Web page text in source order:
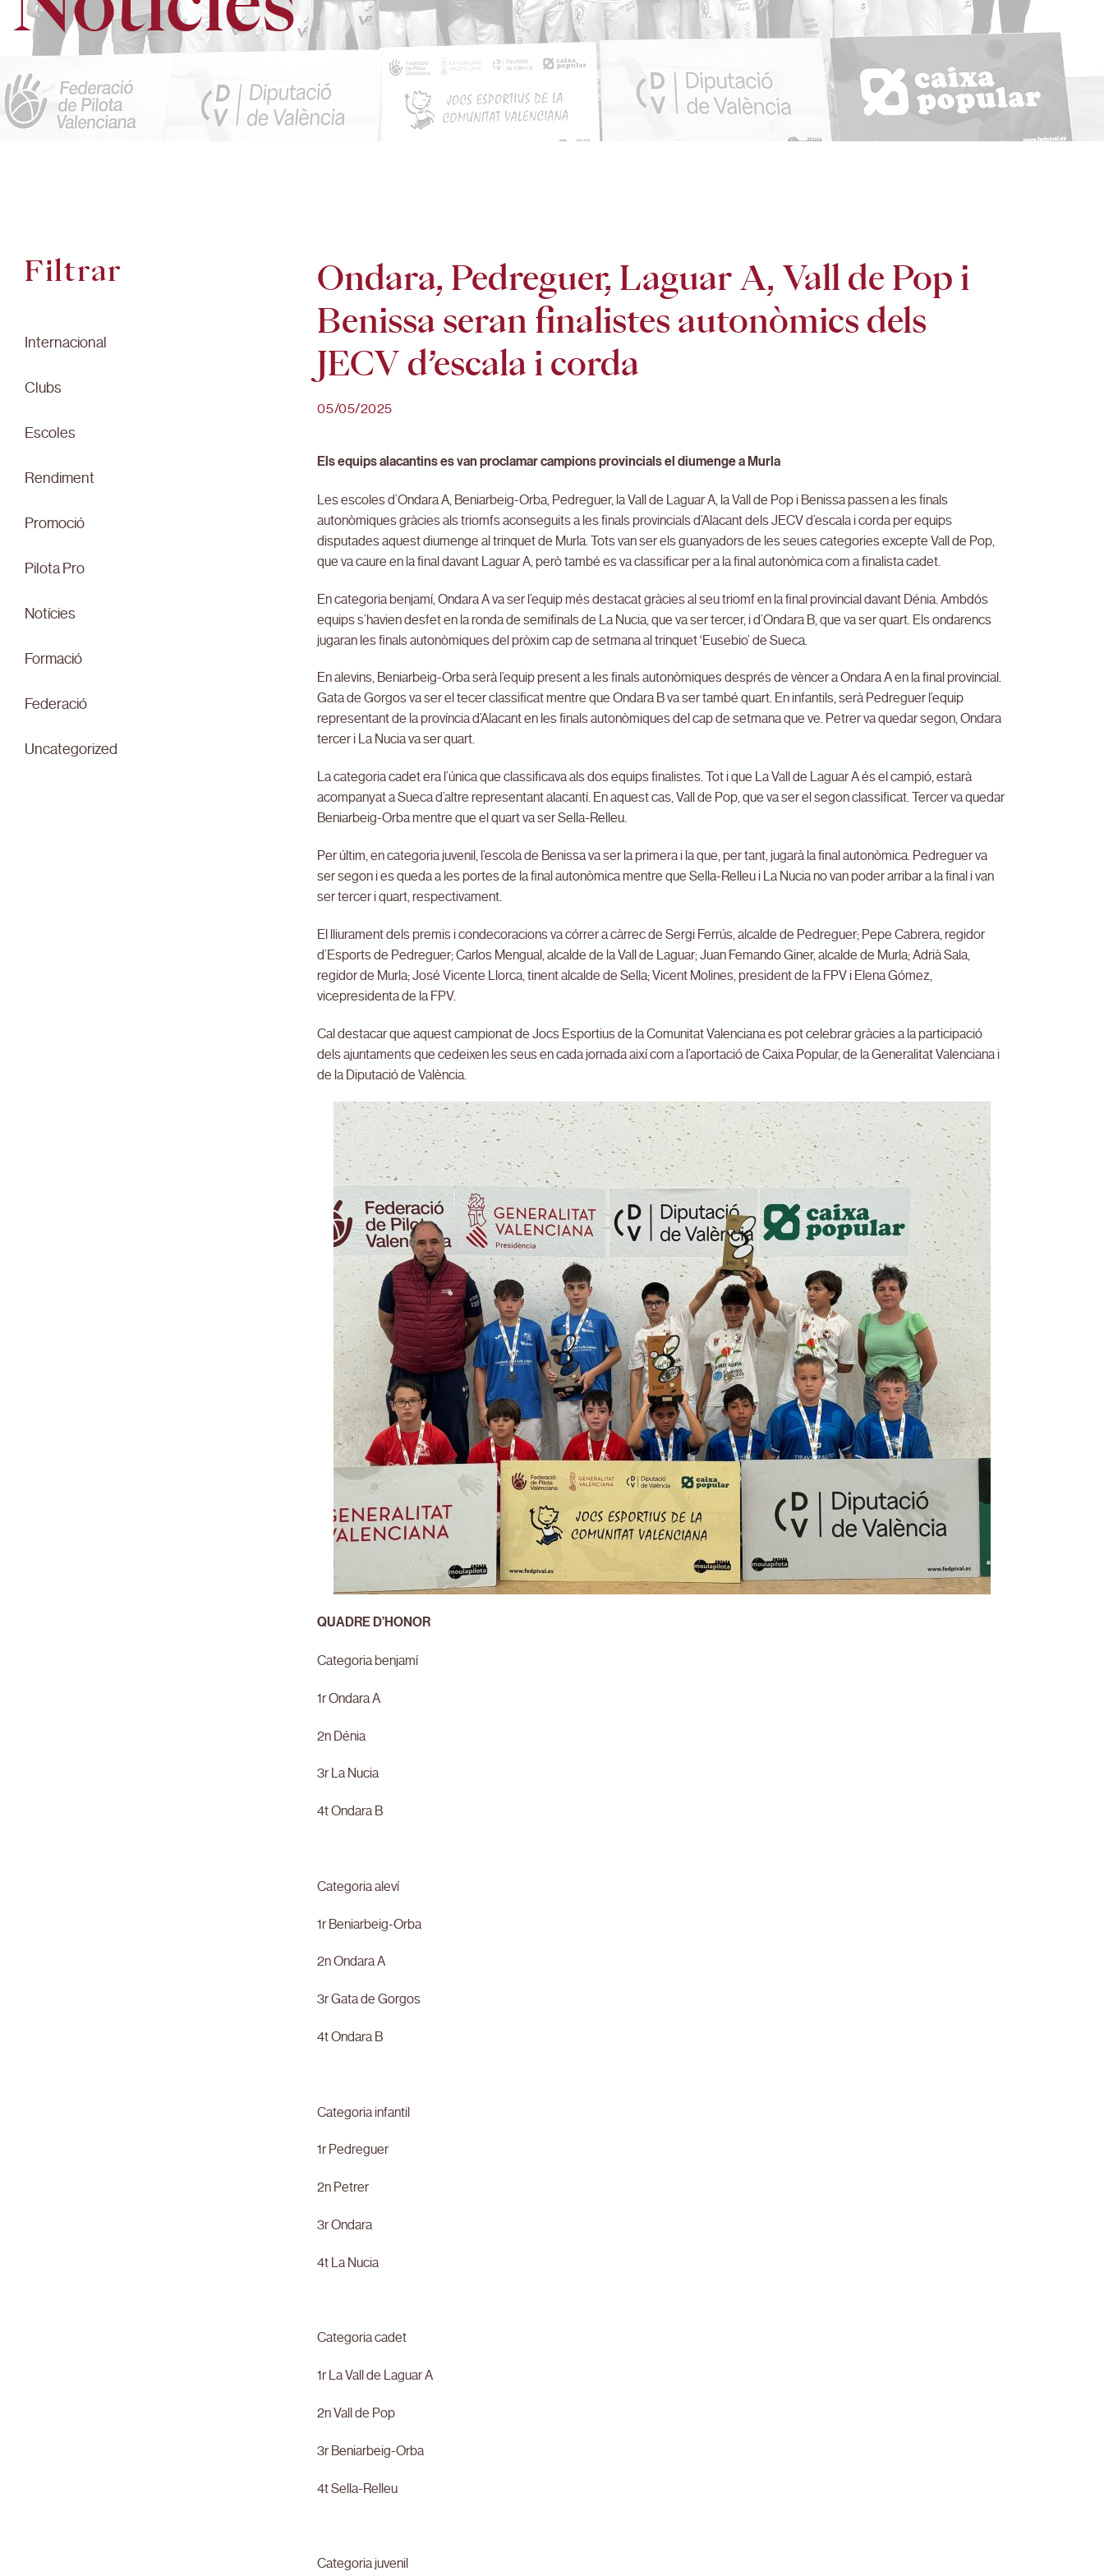
Filtrar
Internacional
Clubs
Escoles
Rendiment
Promoció
Pilota Pro
Notícies
Formació
Federació
Uncategorized
Ondara, Pedreguer, Laguar A, Vall de Pop i
Benissa seran finalistes autonòmics dels
JECV d’escala i corda
05/05/2025
Els equips alacantins es van proclamar campions provincials el diumenge a Murla
Les escoles d’Ondara A, Beniarbeig-Orba, Pedreguer, la Vall de Laguar A, la Vall de Pop i Benissa passen a les finals
autonòmiques gràcies als triomfs aconseguits a les finals provincials d’Alacant dels JECV d’escala i corda per equips
disputades aquest diumenge al trinquet de Murla. Tots van ser els guanyadors de les seues categories excepte Vall de Pop,
que va caure en la final davant Laguar A, però també es va classificar per a la final autonòmica com a finalista cadet.
En categoria benjamí, Ondara A va ser l’equip més destacat gràcies al seu triomf en la final provincial davant Dénia. Ambdós
equips s’havien desfet en la ronda de semifinals de La Nucia, que va ser tercer, i d’Ondara B, que va ser quart. Els ondarencs
jugaran les finals autonòmiques del pròxim cap de setmana al trinquet ‘Eusebio’ de Sueca.
En alevins, Beniarbeig-Orba serà l’equip present a les finals autonòmiques després de vèncer a Ondara A en la final provincial.
Gata de Gorgos va ser el tecer classificat mentre que Ondara B va ser també quart. En infantils, serà Pedreguer l’equip
representant de la província d’Alacant en les finals autonòmiques del cap de setmana que ve. Petrer va quedar segon, Ondara
tercer i La Nucia va ser quart.
La categoria cadet era l’única que classificava als dos equips finalistes. Tot i que La Vall de Laguar A és el campió, estarà
acompanyat a Sueca d’altre representant alacantí. En aquest cas, Vall de Pop, que va ser el segon classificat. Tercer va quedar
Beniarbeig-Orba mentre que el quart va ser Sella-Relleu.
Per últim, en categoria juvenil, l’escola de Benissa va ser la primera i la que, per tant, jugarà la final autonòmica. Pedreguer va
ser segon i es queda a les portes de la final autonòmica mentre que Sella-Relleu i La Nucia no van poder arribar a la final i van
ser tercer i quart, respectivament.
El lliurament dels premis i condecoracions va córrer a càrrec de Sergi Ferrús, alcalde de Pedreguer; Pepe Cabrera, regidor
d’Esports de Pedreguer; Carlos Mengual, alcalde de la Vall de Laguar; Juan Femando Giner, alcalde de Murla; Adrià Sala,
regidor de Murla; José Vicente Llorca, tinent alcalde de Sella; Vicent Molines, president de la FPV i Elena Gómez,
vicepresidenta de la FPV.
Cal destacar que aquest campionat de Jocs Esportius de la Comunitat Valenciana es pot celebrar gràcies a la participació
dels ajuntaments que cedeixen les seus en cada jornada així com a l’aportació de Caixa Popular, de la Generalitat Valenciana i
de la Diputació de València.
QUADRE D’HONOR
Categoria benjamí
1r Ondara A
2n Dénia
3r La Nucia
4t Ondara B
Categoria aleví
1r Beniarbeig-Orba
2n Ondara A
3r Gata de Gorgos
4t Ondara B
Categoria infantil
1r Pedreguer
2n Petrer
3r Ondara
4t La Nucia
Categoria cadet
1r La Vall de Laguar A
2n Vall de Pop
3r Beniarbeig-Orba
4t Sella-Relleu
Categoria juvenil